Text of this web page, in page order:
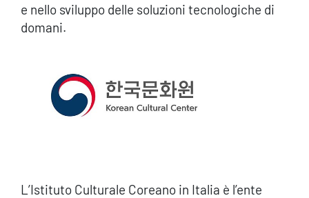
e nello sviluppo delle soluzioni tecnologiche di
domani.
L’Istituto Culturale Coreano in Italia è l’ente